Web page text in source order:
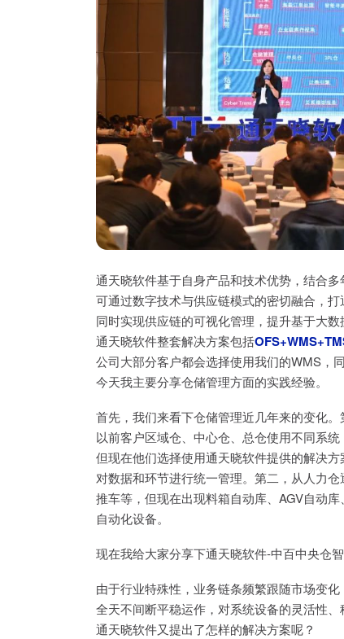
通天晓软件基于自身产品和技术优势，结合
可通过数字技术与供应链模式的密切融合，
同时实现供应链的可视化管理，提升基于大
通天晓软件整套解决方案包括
公司大部分客户都会选择使用我们的WMS，
今天我主要分享仓储管理方面的实践经验。
首先，我们来看下仓储管理近几年来的变化
以前客户区域仓、中心仓、总仓使用不同系统
但现在他们选择使用通天晓软件提供的解决方
对数据和环节进行统一管理。第二，从人力
推车等，但现在出现料箱自动库、AGV自动
自动化设备。
现在我给大家分享下通天晓软件-中百中央仓智
由于行业特殊性，业务链条频繁跟随市场变
全天不间断平稳运作，对系统设备的灵活性
通天晓软件又提出了怎样的解决方案呢？